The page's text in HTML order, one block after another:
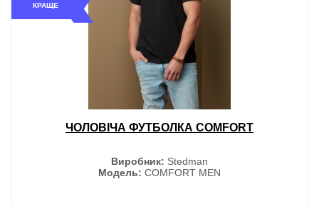
КРАЩЕ
ЧОЛОВІЧА ФУТБОЛКА COMFORT
Виробник: Stedman
Модель: COMFORT MEN